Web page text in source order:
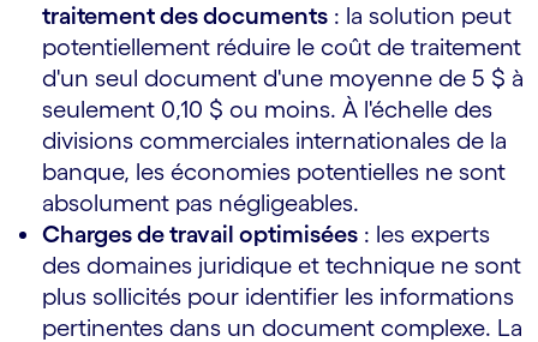
traitement des documents : la solution peut
potentiellement réduire le coût de traitement
d'un seul document d'une moyenne de 5 $ à
seulement 0,10 $ ou moins. À l'échelle des
divisions commerciales internationales de la
banque, les économies potentielles ne sont
absolument pas négligeables.
Charges de travail optimisées : les experts
des domaines juridique et technique ne sont
plus sollicités pour identifier les informations
pertinentes dans un document complexe. La